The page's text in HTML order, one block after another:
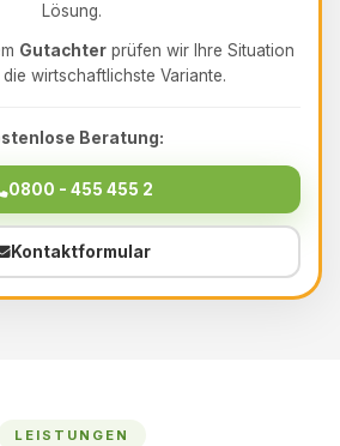
Lösung.
Gutachter prüfen wir Ihre Situation
wirtschaftlichste Variante.
Beratung:
0800 - 455 455 2
Kontaktformular
LEISTUNGEN